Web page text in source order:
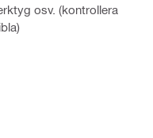
osv. (kontrollera